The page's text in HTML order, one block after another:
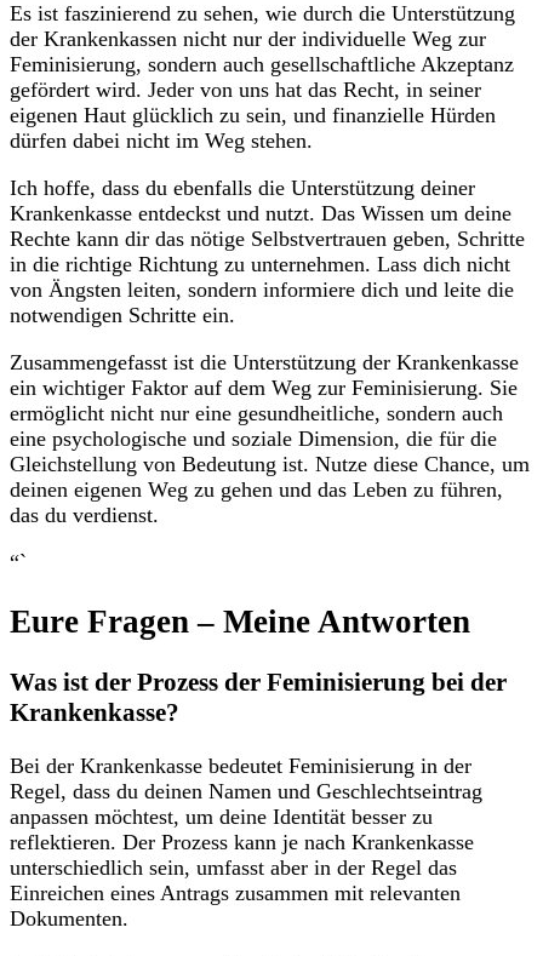
Es ist⁢ faszinierend zu sehen,⁤ wie durch die Unterstützung
der Krankenkassen nicht nur​ der individuelle Weg zur
Feminisierung, ‌sondern auch gesellschaftliche Akzeptanz
⁣gefördert wird. ⁢Jeder⁢ von uns hat das Recht, in seiner
eigenen Haut glücklich zu sein, und finanzielle Hürden
dürfen dabei nicht im​ Weg stehen.
Ich hoffe, dass‍ du ebenfalls ⁤die Unterstützung deiner
‍Krankenkasse entdeckst und nutzt. Das Wissen um deine
Rechte kann dir das nötige Selbstvertrauen geben, Schritte
in die richtige ​Richtung zu unternehmen. Lass dich nicht
von ⁤Ängsten leiten,⁤ sondern ‍informiere dich und leite die
notwendigen Schritte ein.
Zusammengefasst ist die Unterstützung der​ Krankenkasse
ein ⁢wichtiger Faktor auf dem Weg zur Feminisierung. Sie
ermöglicht‌ nicht nur eine gesundheitliche, sondern ⁣auch⁣
eine psychologische und soziale Dimension, die für​ die
Gleichstellung von ⁣Bedeutung‍ ist. Nutze ⁢diese Chance, um
deinen⁤ eigenen Weg ‍zu gehen und das Leben⁣ zu führen,
das du verdienst.
“` ⁢
Eure Fragen – Meine ​Antworten
Was ist ​der ‍Prozess der Feminisierung bei der
Krankenkasse?
Bei der Krankenkasse bedeutet⁣ Feminisierung ‌in der
Regel,​ dass du deinen Namen und Geschlechtseintrag
anpassen möchtest,⁣ um ⁣deine Identität ⁤besser ⁢zu
reflektieren. Der ‍Prozess kann⁤ je nach Krankenkasse​
unterschiedlich‌ sein, umfasst aber in der Regel‍ das⁢
Einreichen ⁤eines Antrags zusammen mit relevanten
Dokumenten.